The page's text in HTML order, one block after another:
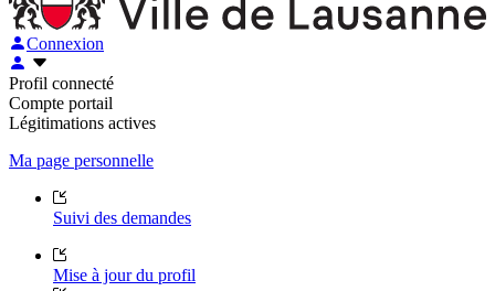
Connexion
Profil connecté
Compte portail
Légitimations actives
Ma page personnelle
Suivi des demandes
Mise à jour du profil